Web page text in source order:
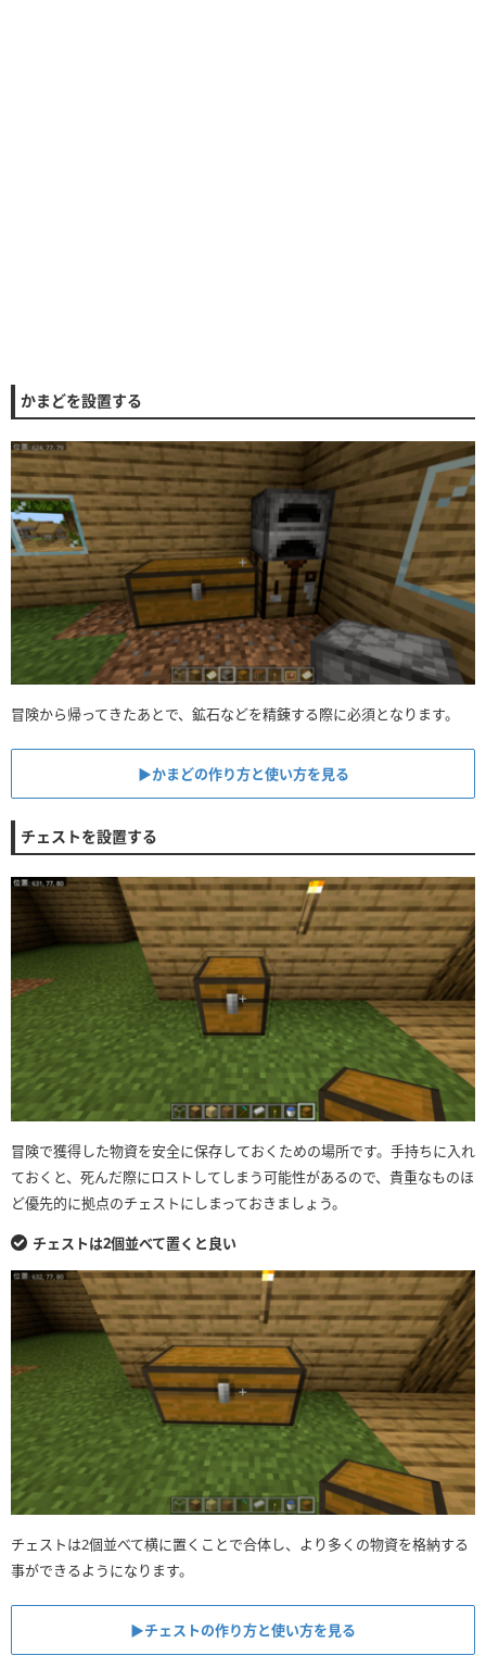
かまどを設置する
冒険から帰ってきたあとで、鉱石などを精錬する際に必須となります。
▶︎かまどの作り方と使い方を見る
チェストを設置する
冒険で獲得した物資を安全に保存しておくための場所です。手持ちに入れ
ておくと、死んだ際にロストしてしまう可能性があるので、貴重なものほ
ど優先的に拠点のチェストにしまっておきましょう。
チェストは2個並べて置くと良い
チェストは2個並べて横に置くことで合体し、より多くの物資を格納する
事ができるようになります。
▶︎チェストの作り方と使い方を見る